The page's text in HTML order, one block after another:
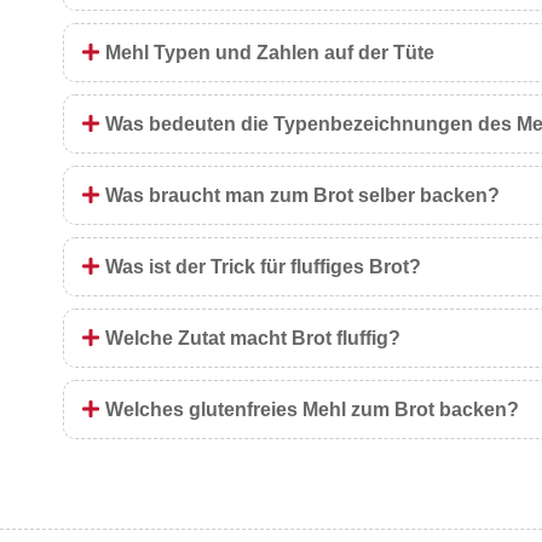
Mehl Typen und Zahlen auf der Tüte
Was bedeuten die Typenbezeichnungen des
Was braucht man zum Brot selber backen?
Was ist der Trick für fluffiges Brot?
Welche Zutat macht Brot fluffig?
Welches glutenfreies Mehl zum Brot backen?